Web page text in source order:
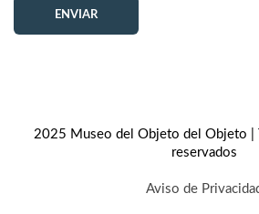
2025 Museo del Objeto del Objeto |
reservados
Aviso de